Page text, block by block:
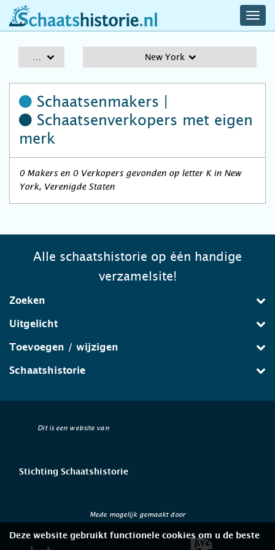
schaatshistorie.nl
New York
Schaatsenmakers |
Schaatsenverkopers met eigen
merk
0 Makers en 0 Verkopers gevonden op letter K in New
York, Verenigde Staten
Alle schaatshistorie op één handige
verzamelsite!
Zoeken
Uitgelicht
Toevoegen / wijzigen
Schaatshistorie
Dit is een website van
Stichting Schaatshistorie
Mede mogelijk gemaakt door
Deze website gebruikt functionele cookies om u de beste